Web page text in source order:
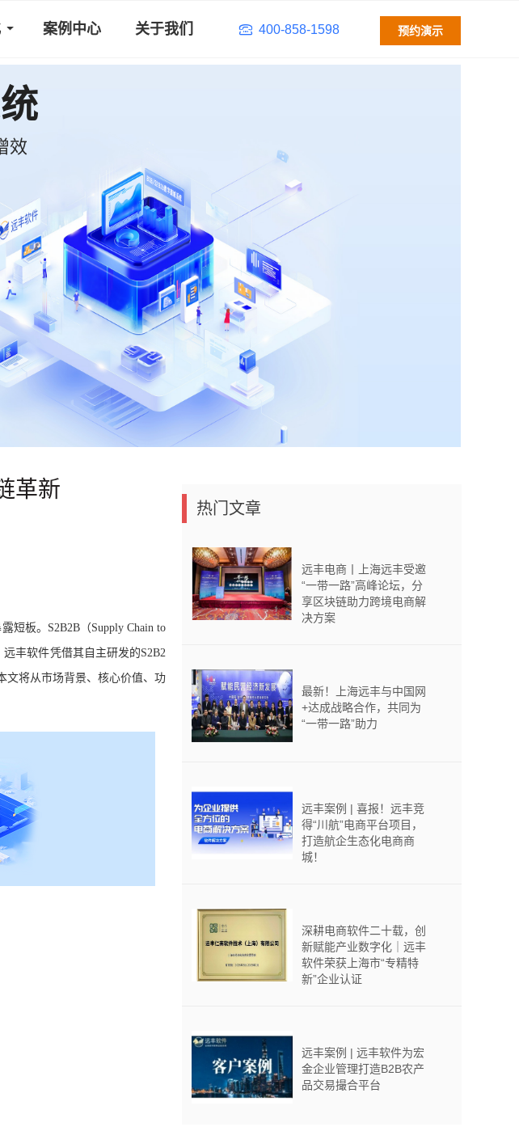
预约演示
400-858-1598
案例中心 关于我们
统
革新
短板。 S2B2B（Supply Chain to
远丰软件凭借其自主研发的S2B2
文将从市场背景、核心价值、功
热门文章
远丰电商丨上海远丰受邀
“一带一路”高峰论坛，分
享区块链助力跨境电商解
决方案
最新！上海远丰与中国网
+达成战略合作，共同为
“一带一路”助力
远丰案例 | 喜报！远丰竞
得“川航”电商平台项目，
打造航企生态化电商商
城！
深耕电商软件二十载，创
新赋能产业数字化｜远丰
软件荣获上海市“专精特
新”企业认证
远丰案例 | 远丰软件为宏
金企业管理打造B2B农产
品交易撮合平台